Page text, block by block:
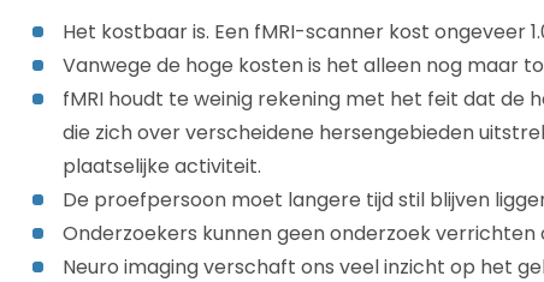
Het kostbaar is. Een fMRI-scanner kost ongeveer
Vanwege de hoge kosten is het alleen nog maar
fMRI houdt te weinig rekening met het feit dat de
die zich over verscheidene hersengebieden
plaatselijke activiteit.
De proefpersoon moet langere tijd stil blijven
Onderzoekers kunnen geen onderzoek verrichten
Neuro imaging verschaft ons veel inzicht op het